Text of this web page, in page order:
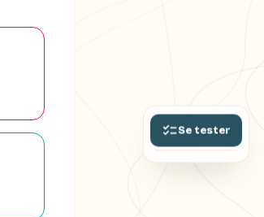
Se tester